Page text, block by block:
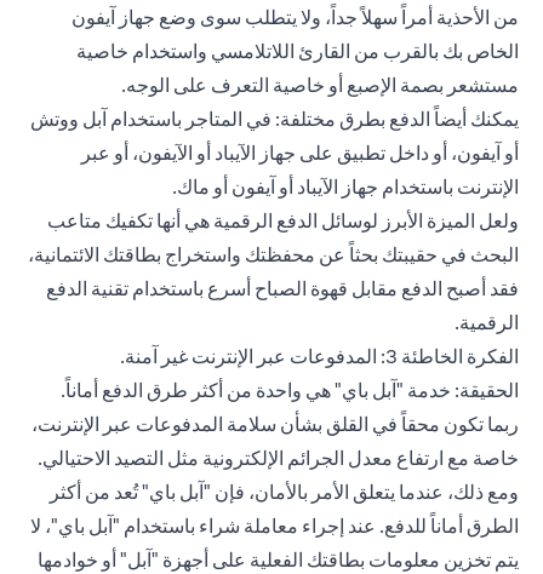
من الأحذية أمراً سهلاً جداً، ولا يتطلب سوى وضع جهاز آيفون
الخاص بك بالقرب من القارئ اللاتلامسي واستخدام خاصية
مستشعر بصمة الإصبع أو خاصية التعرف على الوجه.
يمكنك أيضاً الدفع بطرق مختلفة: في المتاجر باستخدام آبل ووتش
أو آيفون، أو داخل تطبيق على جهاز الآيباد أو الآيفون، أو عبر
الإنترنت باستخدام جهاز الآيباد أو آيفون أو ماك.
ولعل الميزة الأبرز لوسائل الدفع الرقمية هي أنها تكفيك متاعب
البحث في حقيبتك بحثاً عن محفظتك واستخراج بطاقتك الائتمانية،
فقد أصبح الدفع مقابل قهوة الصباح أسرع باستخدام تقنية الدفع
الرقمية.
الفكرة الخاطئة 3: المدفوعات عبر الإنترنت غير آمنة.
الحقيقة: خدمة "آبل باي" هي واحدة من أكثر طرق الدفع أماناً.
ربما تكون محقاً في القلق بشأن سلامة المدفوعات عبر الإنترنت،
خاصة مع ارتفاع معدل الجرائم الإلكترونية مثل التصيد الاحتيالي.
ومع ذلك، عندما يتعلق الأمر بالأمان، فإن "آبل باي" تُعد من أكثر
الطرق أماناً للدفع. عند إجراء معاملة شراء باستخدام "آبل باي"، لا
يتم تخزين معلومات بطاقتك الفعلية على أجهزة "آبل" أو خوادمها